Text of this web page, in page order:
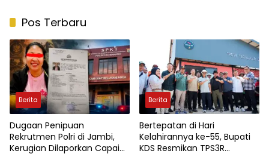
Pos Terbaru
Berita
Dugaan Penipuan
Rekrutmen Polri di Jambi,
Kerugian Dilaporkan Capai
Berita
Bertepatan di Hari
Kelahirannya ke-55, Bupati
KDS Resmikan TPS3R